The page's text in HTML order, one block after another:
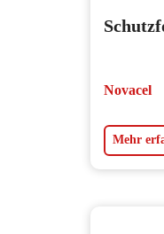
Novacel
Mehr